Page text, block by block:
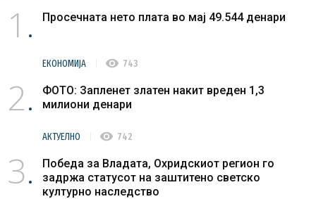
1 Просечната нето плата во мај 49.544 денари
ЕКОНОМИЈА visibility 743
2
ФОТО: Запленет златен накит вреден 1,3
милиони денари
АКТУЕЛНО visibility 742
3
Победа за Владата, Охридскиот регион го
задржа статусот на заштитено светско
културно наследство